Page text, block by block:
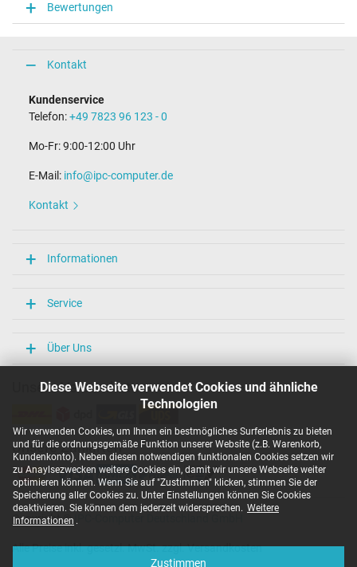
Diese Webseite verwendet Cookies und ähnliche
Technologien
Wir verwenden Cookies, um Ihnen ein bestmögliches Surferlebnis zu bieten
und für die ordnungsgemäße Funktion unserer Website (z.B. Warenkorb,
Kundenkonto). Neben diesen notwendigen funktionalen Cookies setzen wir
zu Anaylsezwecken weitere Cookies ein, damit wir unsere Webseite weiter
optimieren können. Wenn Sie auf "Zustimmen" klicken, stimmen Sie der
Speicherung aller Cookies zu. Unter Einstellungen können Sie Cookies
deaktivieren. Sie können dem jederzeit widersprechen. Weitere
Informationen .
Zustimmen
Steckertyp / -form
rund / 180° gerade
9,5 mm
Ja
Länge Anschlusskabel (m) (ca.)
Länge / Breite / Höhe
Weitere Daten
Ja
CE
N
PSE
SEC
Singapore Safety Mark
TÜV Argentina Certificado
TÜV Geprüfte Sicherheit
UKCA
UL Listed
Bewertungen
Kontakt
Kundenservice
Telefon:+49 7823 96 123 - 0
Mo-Fr: 9:00-12:00 Uhr
E-Mail: info@ipc-computer.de
Kontakt
Informationen
Service
Über Uns
Unsere Versandarten
Unsere Zahlarten
Copyright ©
Alle Preise inkl. gesetzl. MwSt. zzgl. Versandkosten